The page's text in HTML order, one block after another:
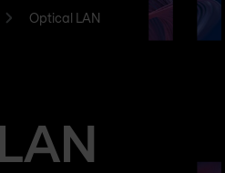
Optical LAN